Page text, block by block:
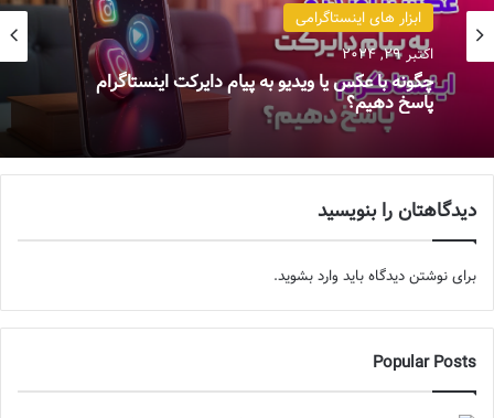
ابزار های اینستاگرامی
اکتبر 29, 2024
چگونه با عکس یا ویدیو به پیام دایرکت اینستاگرام
پاسخ دهیم؟
دیدگاهتان را بنویسید
برای نوشتن دیدگاه باید وارد بشوید.
Popular Posts